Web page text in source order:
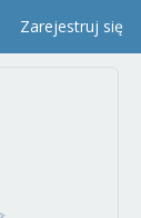
Zarejestruj się